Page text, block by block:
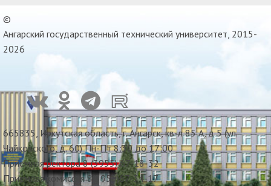
©
Ангарский государственный технический университет, 2015-
2026
665835, Иркутская область, г. Ангарск, кв-л 85 А, д 5 (ул.
Чайковского, д. 60) Пн-Пт 8:30 до 17:00
Приемная ректора 8 (3955) 67-18-32
Приемная комиссия 8(3955)67-34-17